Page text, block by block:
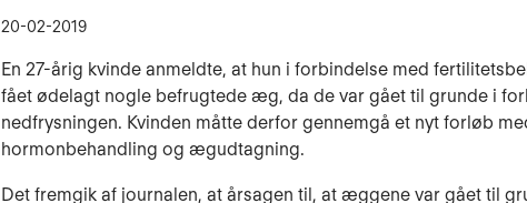
20-02-2019
En 27-årig kvinde anmeldte, at hun i forbindelse med
fået ødelagt nogle befrugtede æg, da de var gået til grunde i
nedfrysningen. Kvinden måtte derfor gennemgå et nyt forløb
hormonbehandling og ægudtagning.
Det fremgik af journalen, at årsagen til, at æggene var gået til